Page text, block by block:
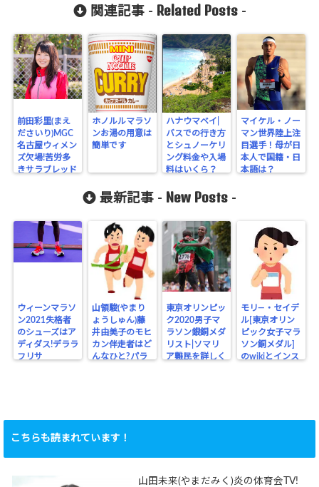
関連記事 - Related Posts-
前田彩里(まえ
ださいり)MGC
名古屋ウィメン
ズ欠場!苦労多
きサラブレッド
ホノルルマラソ
ンお湯の用意は
簡単です
ハナウマベイ|
バスでの行き方
とシュノーケリ
ング料金や入場
料はいくら？
マイケル・ノー
マン世界陸上注
目選手！母が日
本人で国籍・日
本語は？
最新記事 - New Posts -
ウィーンマラソ
ン2021失格者
のシューズはア
ディダス!デララ
フリサ
山領駿(やまり
ょうしゅん)藤
井由美子のモヒ
カン伴走者はど
んなひと?パラ
東京オリンピッ
ク2020男子マ
ラソン銀銅メダ
リスト|ソマリ
ア難民を詳しく
モリ―・セイデ
ル[東京オリン
ピック女子マラ
ソン銅メダル]
のwikiとインス
こちらも読まれています！
山田未来(やまだみく)炎の体育会TV!